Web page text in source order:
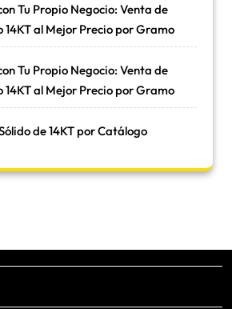
Tu Propio Negocio: Venta de
14KT al Mejor Precio por Gramo
Tu Propio Negocio: Venta de
14KT al Mejor Precio por Gramo
de 14KT por Catálogo